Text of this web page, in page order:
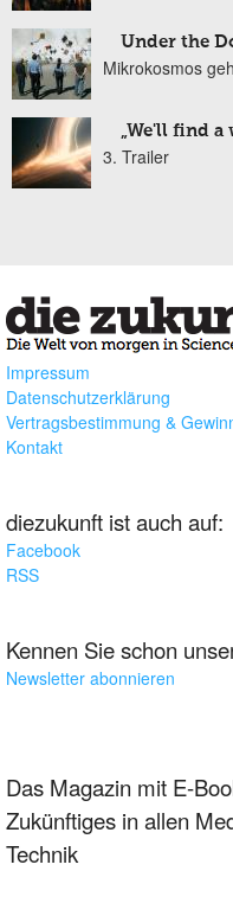
Under the
Mikrokosmos
„We'll find a
3. Trailer
Impressum
Datenschutzerklärung
Vertragsbestimmung &
Kontakt
diezukunft ist auch auf:
Facebook
RSS
Kennen Sie schon
Newsletter abonnieren
Das Magazin mit E-
Zukünftiges in allen
Technik